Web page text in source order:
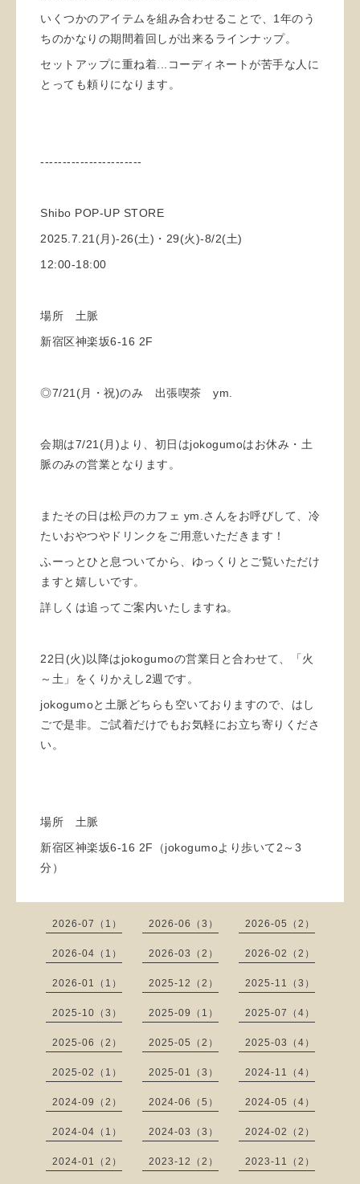
いくつかのアイテムを組み合わせることで、1年のう
ちのかなりの期間着回しが出来るラインナップ。
セットアップに重ね着...コーディネートが苦手な人に
とっても頼りになります。
-----------------------
Shibo POP-UP STORE
2025.7.21(月)-26(土)・29(火)-8/2(土)
12:00-18:00
場所 土脈
新宿区神楽坂6-16 2F
◎7/21(月・祝)のみ 出張喫茶 ym.
会期は7/21(月)より、初日はjokogumoはお休み・土
脈のみの営業となります。
またその日は松戸のカフェ ym.さんをお呼びして、冷
たいおやつやドリンクをご用意いただきます！
ふーっとひと息ついてから、ゆっくりとご覧いただけ
ますと嬉しいです。
詳しくは追ってご案内いたしますね。
22日(火)以降はjokogumoの営業日と合わせて、「火
～土」をくりかえし2週です。
jokogumoと土脈どちらも空いておりますので、はし
ごで是非。ご試着だけでもお気軽にお立ち寄りくださ
い。
場所 土脈
新宿区神楽坂6-16 2F（jokogumoより歩いて2～3
分）
2026-07（1） 2026-06（3） 2026-05（2）
2026-04（1） 2026-03（2） 2026-02（2）
2026-01（1） 2025-12（2） 2025-11（3）
2025-10（3） 2025-09（1） 2025-07（4）
2025-06（2） 2025-05（2） 2025-03（4）
2025-02（1） 2025-01（3） 2024-11（4）
2024-09（2） 2024-06（5） 2024-05（4）
2024-04（1） 2024-03（3） 2024-02（2）
2024-01（2） 2023-12（2） 2023-11（2）